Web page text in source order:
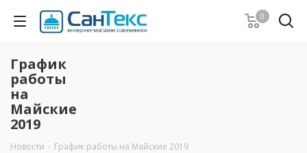
0
График
работы
на
Майские
2019
Новости - График работы на Майские 2019